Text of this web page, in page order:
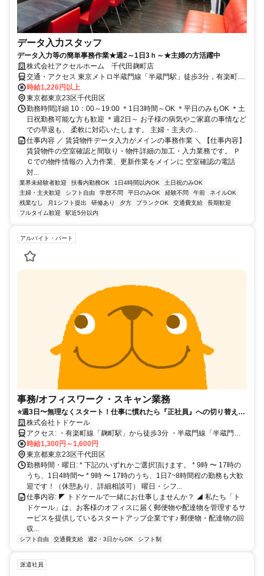
データ入力スタッフ
データ入力等の簡単事務作業★週2～1日3ｈ～★主婦の方活躍中
株式会社アクセルホーム 千代田麹町店
交通・アクセス 東京メトロ半蔵門線「半蔵門駅」徒歩3分，有楽町線
「麹町駅」徒歩3分
時給1,226円以上
東京都東京23区千代田区
勤務時間詳細 10：00～19:00 ＊1日3時間～OK ＊平日のみもOK ＊土
日祝勤務可能な方も歓迎 ＊週2日～ お子様の病気やご家庭の事情など
での早退も、 柔軟に対応いたします。 主婦・主夫の...
仕事内容 ／ 賃貸物件データ入力がメインの事務作業 ＼ 【仕事内容】
賃貸物件の空室確認と間取り・物件詳細の加工・入力業務です。 Ｐ
Ｃでの物件情報の 入力作業、更新作業をメインに 空室確認の電話
対...
業界未経験者歓迎 扶養内勤務OK 1日4時間以内OK
土日祝のみOK
主婦・主夫歓迎
シフト自由 学歴不問 平日のみOK 経験不問 午前
ネイルOK
残業なし
月1シフト提出 研修あり 夕方 ブランクOK 交通費支給
長期歓迎
フルタイム歓迎
駅近5分以内
アルバイト・パート
事務/オフィスワーク・スキャン業務
⭐️週3日〜無理なくスタート！仕事に慣れたら『正社員』への切り替えも
大歓迎⭐️
株式会社トドケール
アクセス: ・有楽町線「麹町駅」から徒歩3分 ・半蔵門線「半蔵門
駅」から徒歩3分
時給1,300円～1,600円
東京都東京23区千代田区
勤務時間・曜日: * 下記のいずれかご選択頂けます。 * 9時 〜 17時の
うち、1日4時間〜 * 9時 〜 17時のうち、1日7~8時間程の勤務も大歓
迎です！（休憩あり、詳細相談可） 曜日・シフ...
仕事内容: ◤ トドケールで一緒にお仕事しませんか？ ◢ 私たち「ト
ドケール」は、お客様のオフィスに届く郵便物や配達物を管理するサ
ービスを提供しているスタートアップ企業です♪ 郵便物・配達物の回
収...
シフト自由 交通費支給 週2・3日からOK シフト制
派遣社員